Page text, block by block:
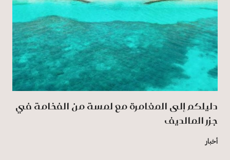
دليلكم إلى المغامرة مع لمسة من الفخامة في
جزر المالديف
أخبار